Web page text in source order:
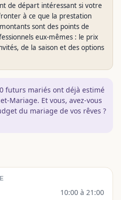
de départ intéressant si votre
à ce que la prestation
sont des points de
eux-mêmes : le prix
de la saison et des options
futurs mariés ont déjà estimé
Mariage. Et vous, avez-vous
du mariage de vos rêves ?
10:00 à 21:00